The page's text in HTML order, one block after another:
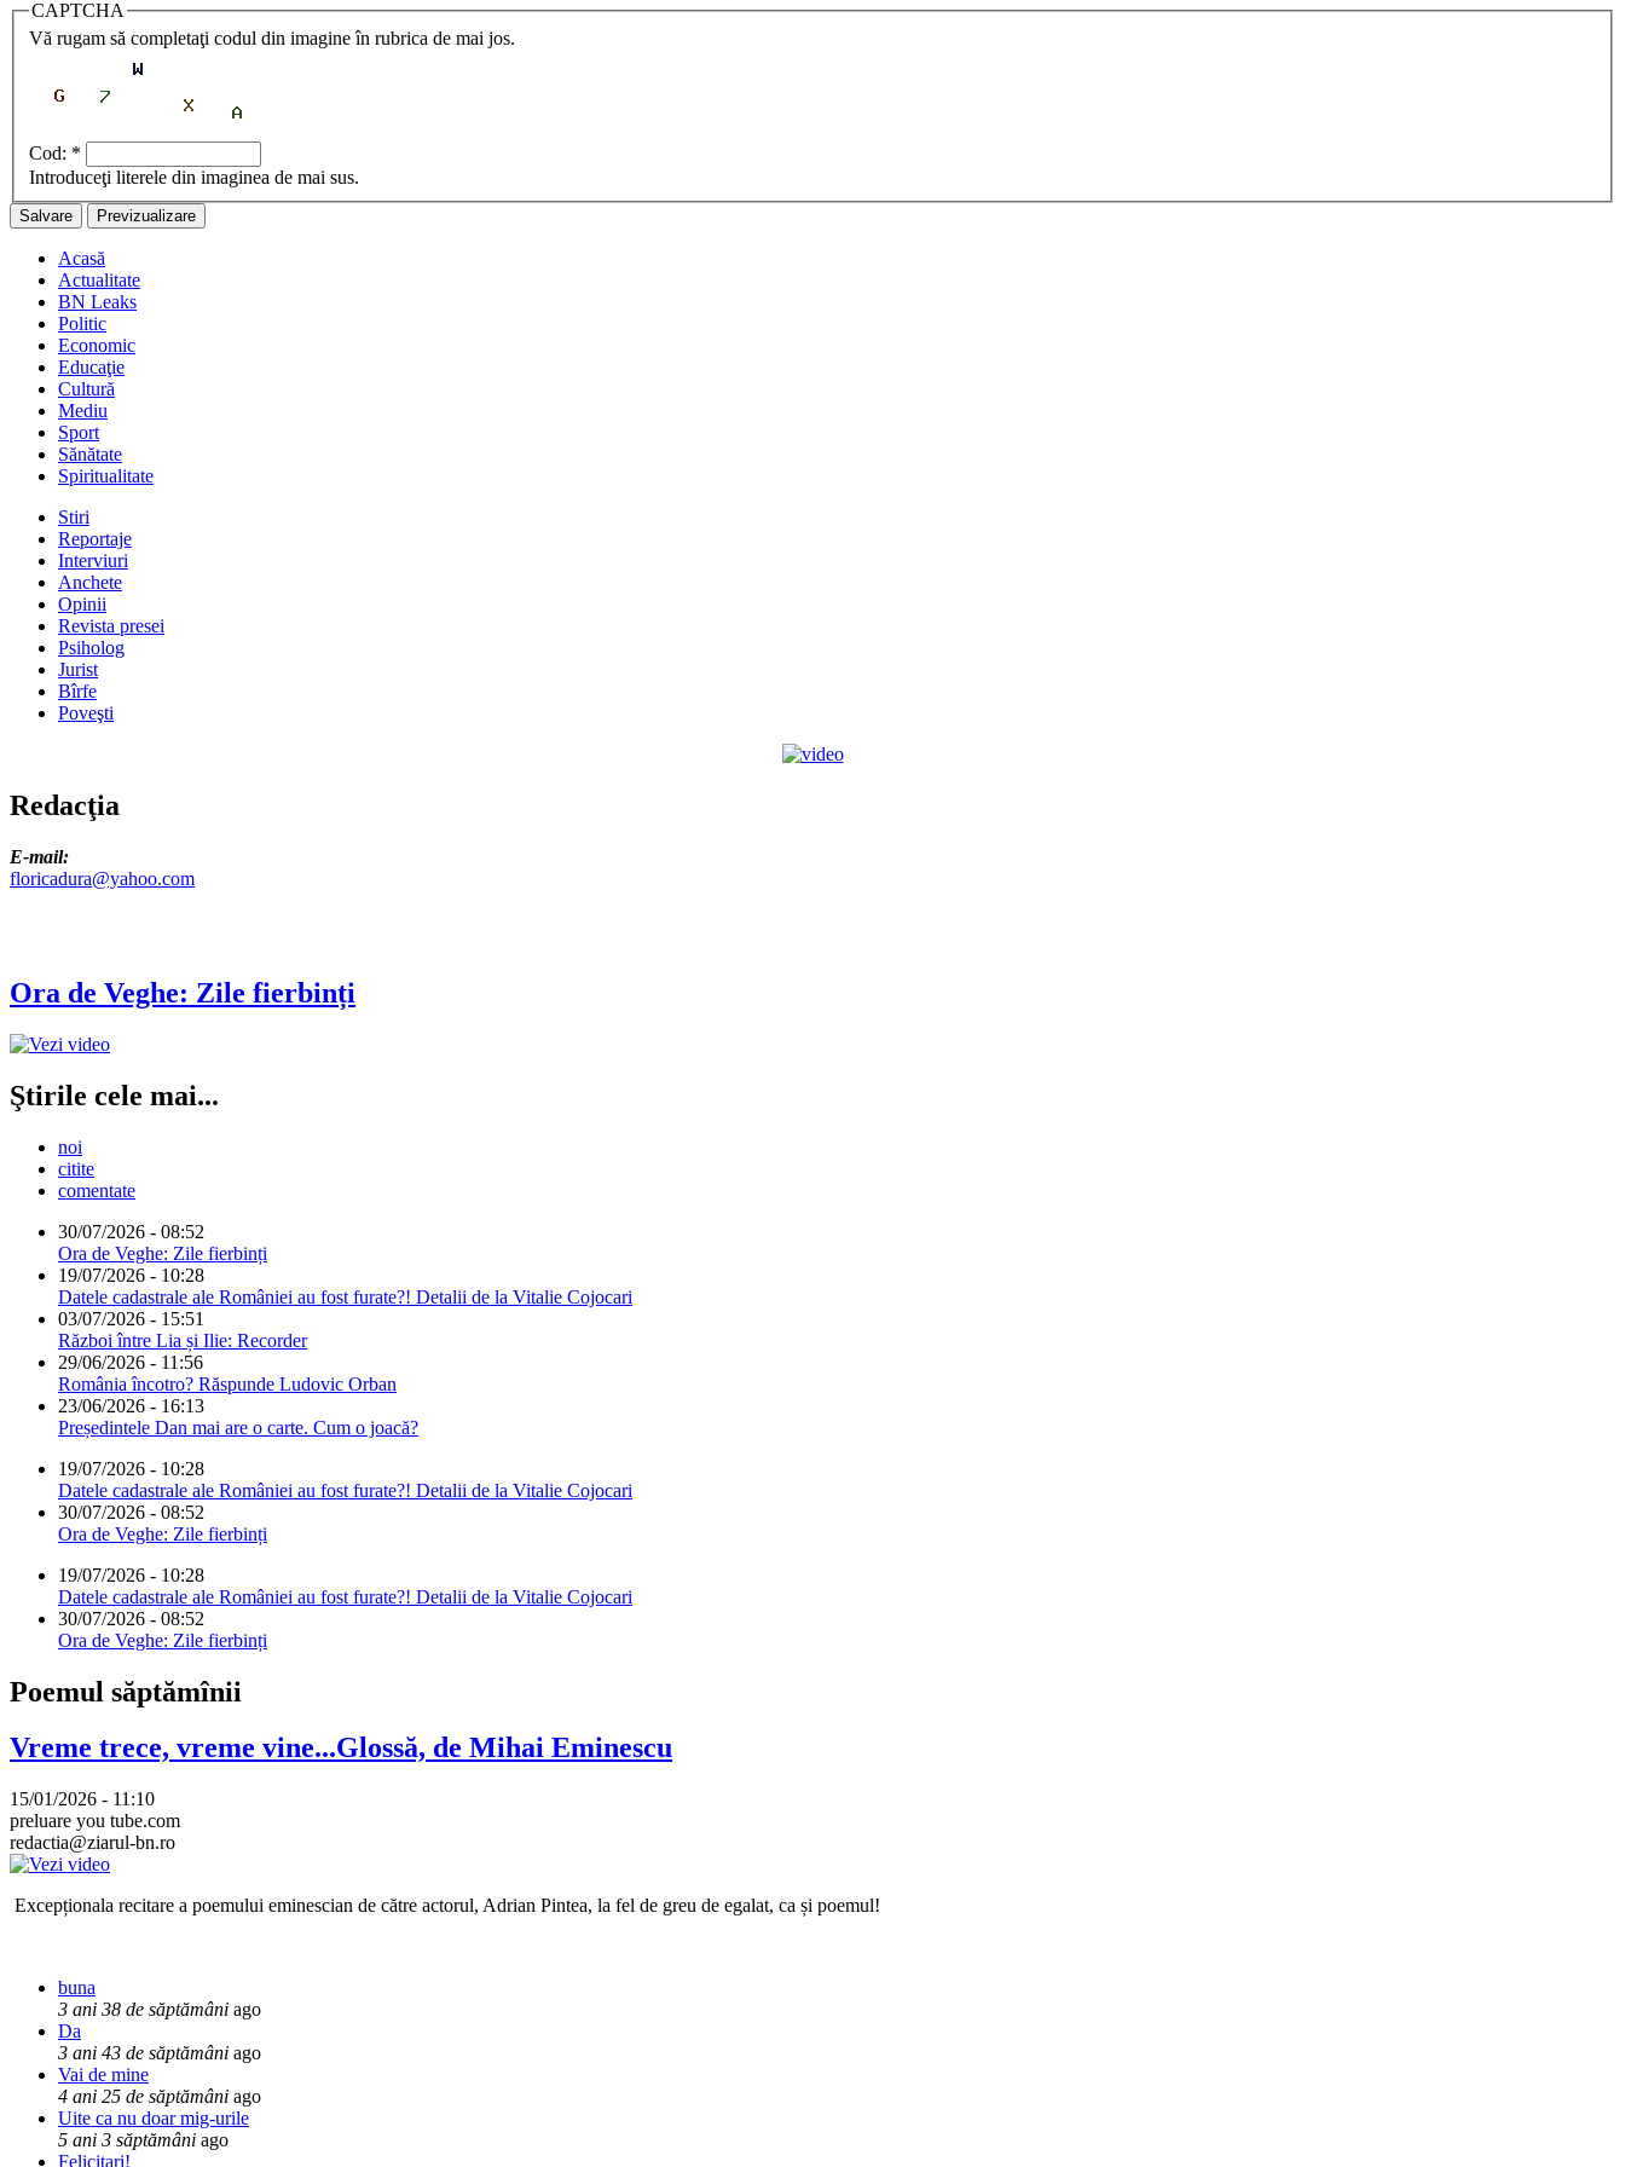
CAPTCHA
Vă rugam să completaţi codul din imagine în rubrica de mai jos.
Cod: *
Introduceţi literele din imaginea de mai sus.
Acasă
Actualitate
BN Leaks
Politic
Economic
Educaţie
Cultură
Mediu
Sport
Sănătate
Spiritualitate
Stiri
Reportaje
Interviuri
Anchete
Opinii
Revista presei
Psiholog
Jurist
Bîrfe
Poveşti
Redacţia
E-mail:
floricadura@yahoo.com
Ora de Veghe: Zile fierbinți
Ştirile cele mai...
noi
citite
comentate
30/07/2026 - 08:52
Ora de Veghe: Zile fierbinți
19/07/2026 - 10:28
Datele cadastrale ale României au fost furate?! Detalii de la Vitalie Cojocari
03/07/2026 - 15:51
Război între Lia și Ilie: Recorder
29/06/2026 - 11:56
România încotro? Răspunde Ludovic Orban
23/06/2026 - 16:13
Președintele Dan mai are o carte. Cum o joacă?
19/07/2026 - 10:28
Datele cadastrale ale României au fost furate?! Detalii de la Vitalie Cojocari
30/07/2026 - 08:52
Ora de Veghe: Zile fierbinți
19/07/2026 - 10:28
Datele cadastrale ale României au fost furate?! Detalii de la Vitalie Cojocari
30/07/2026 - 08:52
Ora de Veghe: Zile fierbinți
Poemul săptămînii
Vreme trece, vreme vine...Glossă, de Mihai Eminescu
15/01/2026 - 11:10
preluare you tube.com
redactia@ziarul-bn.ro
Excepționala recitare a poemului eminescian de către actorul, Adrian Pintea, la fel de greu de egalat, ca și poemul!
buna
3 ani 38 de săptămâni ago
Da
3 ani 43 de săptămâni ago
Vai de mine
4 ani 25 de săptămâni ago
Uite ca nu doar mig-urile
5 ani 3 săptămâni ago
Felicitari!